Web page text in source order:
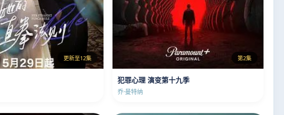
更新至12集 第2集
犯罪心理 演变第十九季
乔·曼特纳